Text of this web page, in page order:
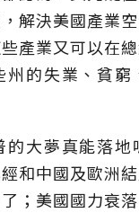
解決美國產業
產業又可以在
州的失業、貧窮
的大夢真能落地
和中國及歐洲
；美國國力衰